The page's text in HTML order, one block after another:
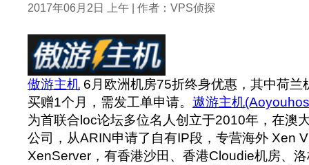
2017年06月2日 上午 | 作者：VPS侦探
傲游主机 6月欧洲机房75折终身优惠，其中荷兰
买赠1个月，需发工单申请。 遨游主机
为首联合loc论坛多位名人创立于2010年，在澳
公司，从ARIN申请了自有IP段，专营海外 Xen
XenServer，有香港沙田、香港Cloudie机房、